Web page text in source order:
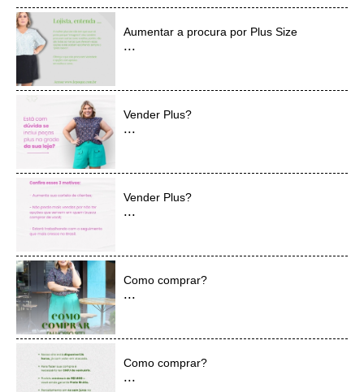
Aumentar a procura por Plus Size
...
Vender Plus?
...
Vender Plus?
...
Como comprar?
...
Como comprar?
...